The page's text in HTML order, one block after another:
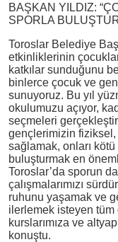
BAŞKAN YILDIZ:
SPORLA
Toroslar Belediye
etkinliklerinin
katkılar sunduğunu
binlerce çocuk ve
sunuyoruz. Bu yıl
okulumuzu açıyor,
seçmeleri
gençlerimizin
sağlamak, onları
buluşturmak en
Toroslar’da sporun
çalışmalarımızı
ruhunu yaşamak ve
ilerlemek isteyen tüm
kurslarımıza ve
konuştu.